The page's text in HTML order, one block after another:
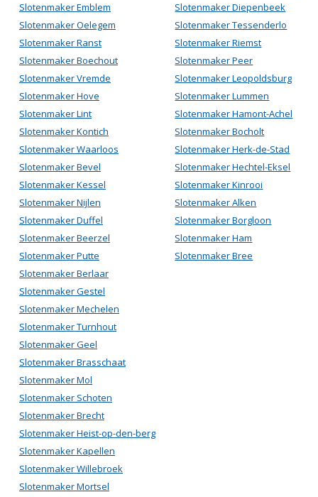
Slotenmaker Emblem
Slotenmaker Oelegem
Slotenmaker Ranst
Slotenmaker Boechout
Slotenmaker Vremde
Slotenmaker Hove
Slotenmaker Lint
Slotenmaker Kontich
Slotenmaker Waarloos
Slotenmaker Bevel
Slotenmaker Kessel
Slotenmaker Nijlen
Slotenmaker Duffel
Slotenmaker Beerzel
Slotenmaker Putte
Slotenmaker Berlaar
Slotenmaker Gestel
Slotenmaker Mechelen
Slotenmaker Turnhout
Slotenmaker Geel
Slotenmaker Brasschaat
Slotenmaker Mol
Slotenmaker Schoten
Slotenmaker Brecht
Slotenmaker Heist-op-den-berg
Slotenmaker Kapellen
Slotenmaker Willebroek
Slotenmaker Mortsel
Slotenmaker Diepenbeek
Slotenmaker Tessenderlo
Slotenmaker Riemst
Slotenmaker Peer
Slotenmaker Leopoldsburg
Slotenmaker Lummen
Slotenmaker Hamont-Achel
Slotenmaker Bocholt
Slotenmaker Herk-de-Stad
Slotenmaker Hechtel-Eksel
Slotenmaker Kinrooi
Slotenmaker Alken
Slotenmaker Borgloon
Slotenmaker Ham
Slotenmaker Bree